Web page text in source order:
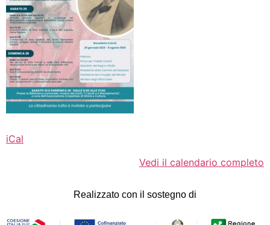
iCal
Vedi il calendario completo
Realizzato con il sostegno di